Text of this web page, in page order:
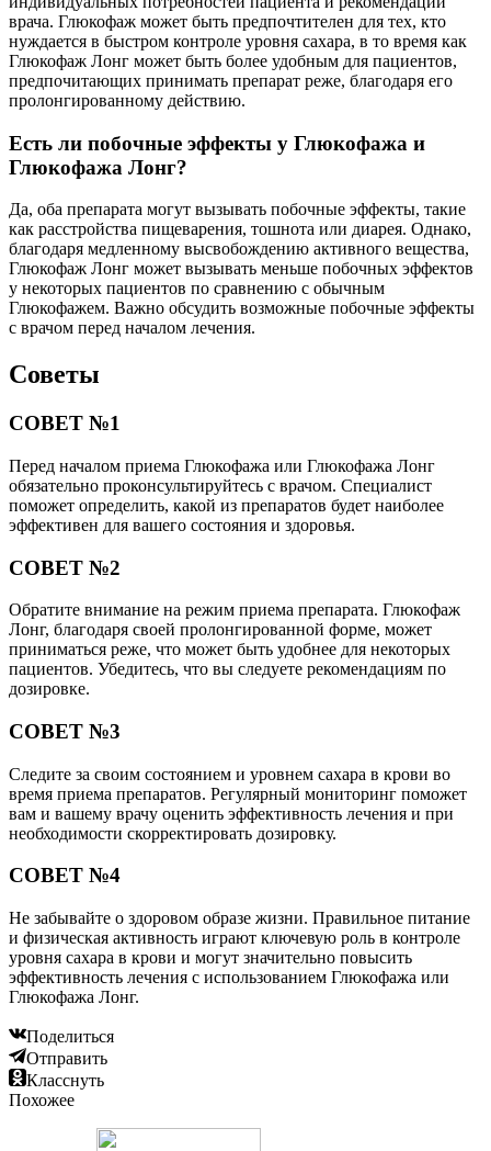
врача. Глюкофаж может быть предпочтителен для тех, кто
нуждается в быстром контроле уровня сахара, в то время как
Глюкофаж Лонг может быть более удобным для пациентов,
предпочитающих принимать препарат реже, благодаря его
пролонгированному действию.
Есть ли побочные эффекты у Глюкофажа и
Глюкофажа Лонг?
Да, оба препарата могут вызывать побочные эффекты, такие
как расстройства пищеварения, тошнота или диарея. Однако,
благодаря медленному высвобождению активного вещества,
Глюкофаж Лонг может вызывать меньше побочных эффектов
у некоторых пациентов по сравнению с обычным
Глюкофажем. Важно обсудить возможные побочные эффекты
с врачом перед началом лечения.
Советы
СОВЕТ №1
Перед началом приема Глюкофажа или Глюкофажа Лонг
обязательно проконсультируйтесь с врачом. Специалист
поможет определить, какой из препаратов будет наиболее
эффективен для вашего состояния и здоровья.
СОВЕТ №2
Обратите внимание на режим приема препарата. Глюкофаж
Лонг, благодаря своей пролонгированной форме, может
приниматься реже, что может быть удобнее для некоторых
пациентов. Убедитесь, что вы следуете рекомендациям по
дозировке.
СОВЕТ №3
Следите за своим состоянием и уровнем сахара в крови во
время приема препаратов. Регулярный мониторинг поможет
вам и вашему врачу оценить эффективность лечения и при
необходимости скорректировать дозировку.
СОВЕТ №4
Не забывайте о здоровом образе жизни. Правильное питание
и физическая активность играют ключевую роль в контроле
уровня сахара в крови и могут значительно повысить
эффективность лечения с использованием Глюкофажа или
Глюкофажа Лонг.
Поделиться
Отправить
Класснуть
Похожее